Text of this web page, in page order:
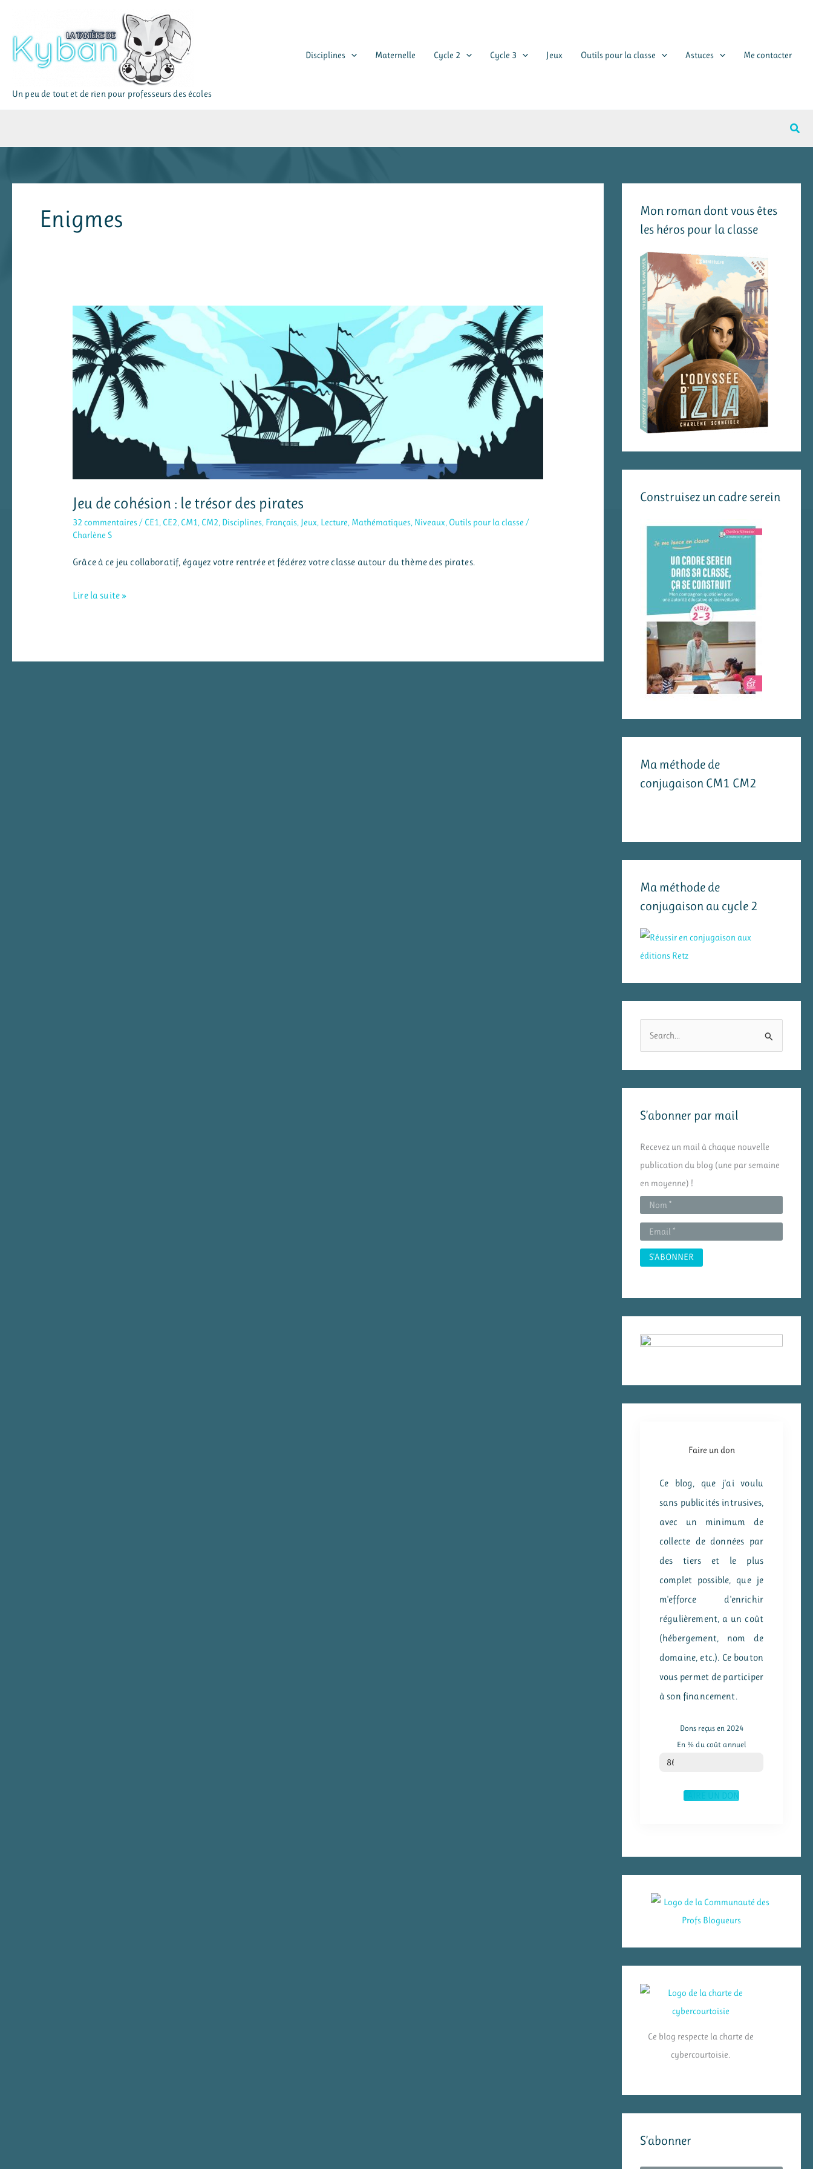
contenu
Un peu de tout et de rien pour professeurs des écoles
Disciplines Maternelle Cycle 2 Cycle 3 Jeux Outils pour la classe Astuces Me contacter
Enigmes
Jeu de cohésion : le trésor des pirates
32 commentaires/ CE1, CE2, CM1, CM2, Disciplines, Français, Jeux, Lecture, Mathématiques, Niveaux, Outils pour la classe /
Charlène S
Grâce à ce jeu collaboratif, égayez votre rentrée et fédérez votre classe autour du thème des pirates.
Jeu
Lire la suite »
Mon roman dont vous êtes
les héros pour la classe
Construisez un cadre serein
Ma méthode de
conjugaison CM1 CM2
Ma méthode de
conjugaison au cycle 2
r
e
:
S’abonner par mail
Recevez un mail à chaque nouvelle
publication du blog (une par semaine
en moyenne) !
Faire un don
Ce blog, que j'ai voulu
sans publicités intrusives,
avec un minimum de
collecte de données par
des tiers et le plus
complet possible, que je
m'efforce d'enrichir
régulièrement, a un coût
(hébergement, nom de
domaine, etc.). Ce bouton
vous permet de participer
à son financement.
Dons reçus en 2024
En % du coût annuel
% du coût annuel
86
FAIRE UN DON
Ce blog respecte la charte de
cybercourtoisie.
S’abonner